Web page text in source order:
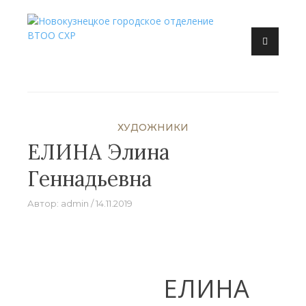
Перейти
ХУДОЖНИКИ
ЕЛИНА Элина
Геннадьевна
Автор: admin 14.11.2019
ЕЛИНА